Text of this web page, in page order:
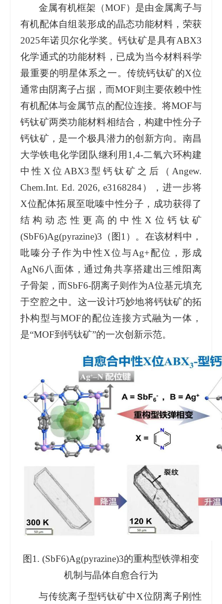
金属有机框架（MOF）是由金属离子与
有机配体自组装形成的晶态功能材料，荣获
2025年诺贝尔化学奖。钙钛矿是具有ABX3
化学通式的功能材料，已成为当今材料科学
最重要的明星体系之一。传统钙钛矿的X位
通常由阴离子占据，而MOF则主要依赖中性
有机配体与金属节点的配位连接。将MOF与
钙钛矿两类功能材料相结合，构建中性分子
钙钛矿，是一个极具潜力的创新方向。南昌
大学铁电化学团队继利用1,4-二氧六环构建
中性X位ABX3型钙钛矿之后（Angew.
Chem.Int. Ed. 2026, e3168284），进一步将
X位配体拓展至吡嗪中性分子，成功获得了
结构动态性更高的中性X位钙钛矿
(SbF6)Ag(pyrazine)3（图1）。在该材料中，
吡嗪分子作为中性X位与Ag+配位，形成
AgN6八面体，通过角共享搭建出三维阳离
子骨架，而SbF6-阴离子则作为A位基元填充
于空腔之中。这一设计巧妙地将钙钛矿的拓
扑构型与MOF的配位连接方式融为一体，
是“MOF到钙钛矿”的一次创新示范。
图1. (SbF6)Ag(pyrazine)3的重构型铁弹相变
机制与晶体自愈合行为
与传统离子型钙钛矿中X位阴离子刚性